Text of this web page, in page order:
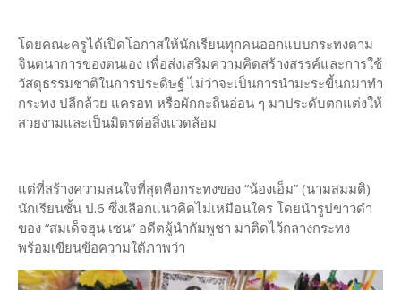
โดยคณะครูได้เปิดโอกาสให้นักเรียนทุกคนออกแบบกระทงตาม
จินตนาการของตนเอง เพื่อส่งเสริมความคิดสร้างสรรค์และการใช้
วัสดุธรรมชาติในการประดิษฐ์ ไม่ว่าจะเป็นการนำมะระขี้นกมาทำ
กระทง ปลีกล้วย แครอท หรือผักกะถินอ่อน ๆ มาประดับตกแต่งให้
สวยงามและเป็นมิตรต่อสิ่งแวดล้อม
แต่ที่สร้างความสนใจที่สุดคือกระทงของ “น้องเอ็ม” (นามสมมติ)
นักเรียนชั้น ป.6 ซึ่งเลือกแนวคิดไม่เหมือนใคร โดยนำรูปขาวดำ
ของ “สมเด็จฮุน เซน” อดีตผู้นำกัมพูชา มาติดไว้กลางกระทง
พร้อมเขียนข้อความใต้ภาพว่า